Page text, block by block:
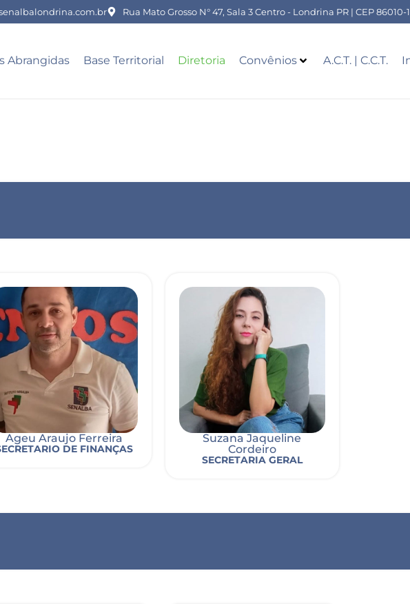
Rua Mato Grosso N° 47, Sala 3 Centro - Londrina PR | CEP 86010-
Abrangidas Base Territorial Diretoria Convênios A.C.T. | C.C.T.
Ageu Araujo Ferreira
DE FINANÇAS
Suzana Jaqueline
Cordeiro
SECRETARIA GERAL